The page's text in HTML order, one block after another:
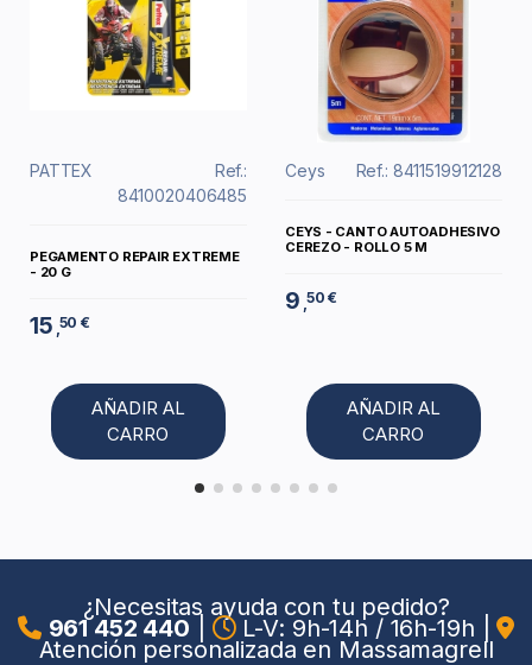
PATTEX
Ref.:
8410020406485
PEGAMENTO REPAIR EXTREME
- 20 G
15 ,50 €
AÑADIR AL
CARRO
Ceys Ref.: 8411519912128
CEYS - CANTO AUTOADHESIVO
CEREZO - ROLLO 5 M
9 ,50 €
AÑADIR AL
CARRO
¿Necesitas ayuda con tu pedido?
961 452 440 L-V: 9h-14h / 16h-19h
Atención personalizada en Massamagrell